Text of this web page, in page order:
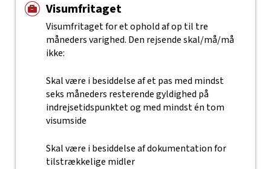
Visumfritaget
Visumfritaget for et ophold af op til tre
måneders varighed. Den rejsende skal/må/må
ikke:
Skal være i besiddelse af et pas med mindst
seks måneders resterende gyldighed på
indrejsetidspunktet og med mindst én tom
visumside
Skal være i besiddelse af dokumentation for
tilstrækkelige midler